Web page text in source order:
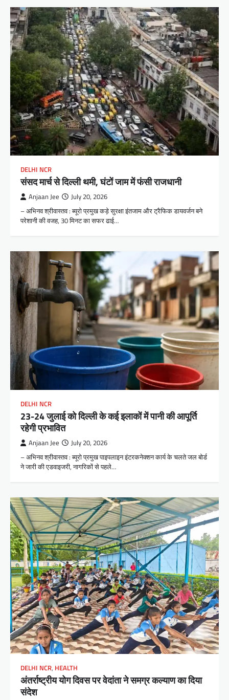
DELHI NCR
संसद मार्च से दिल्ली थमी, घंटों जाम में फंसी राजधानी
Anjaan Jee July 20, 2026
– अभिनव श्रीवास्तव : ब्यूरो प्रमुख कड़े सुरक्षा इंतजाम और ट्रैफिक डायवर्जन बने
परेशानी की वजह, 30 मिनट का सफर ढाई…
DELHI NCR
23-24 जुलाई को दिल्ली के कई इलाकों में पानी की आपूर्ति
रहेगी प्रभावित
Anjaan Jee July 20, 2026
– अभिनव श्रीवास्तव : ब्यूरो प्रमुख पाइपलाइन इंटरकनेक्शन कार्य के चलते जल बोर्ड
ने जारी की एडवाइजरी, नागरिकों से पहले…
DELHI NCR, HEALTH
अंतर्राष्ट्रीय योग दिवस पर वेदांता ने समग्र कल्याण का दिया
संदेश